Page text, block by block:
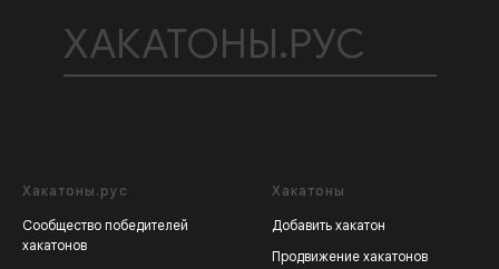
ХАКАТОНЫ.РУС
Хакатоны.рус
Сообщество победителей
хакатонов
Хакатоны
Добавить хакатон
Продвижение хакатонов